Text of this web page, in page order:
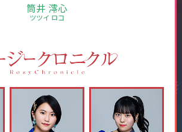
筒井 澪心
ツツイ ロコ